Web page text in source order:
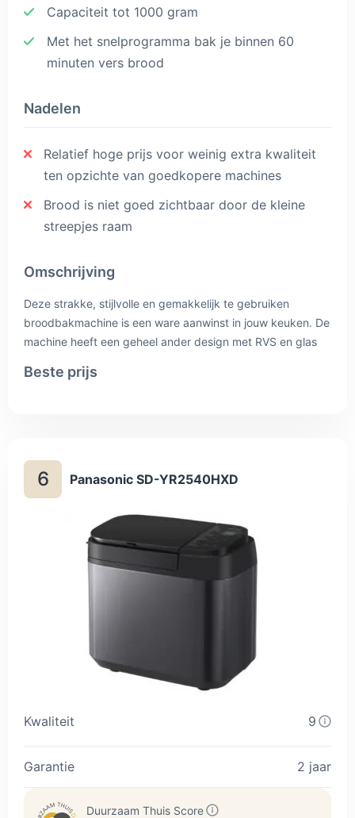
Capaciteit tot 1000 gram
Met het snelprogramma bak je binnen 60
minuten vers brood
Nadelen
Relatief hoge prijs voor weinig extra kwaliteit
ten opzichte van goedkopere machines
Brood is niet goed zichtbaar door de kleine
streepjes raam
Omschrijving
Deze strakke, stijlvolle en gemakkelijk te gebruiken
broodbakmachine is een ware aanwinst in jouw keuken. De
machine heeft een geheel ander design met RVS en glas
programma's of stel jouw eigen persoonlijke progamma in
Beste prijs
6 Panasonic SD-YR2540HXD
Kwaliteit 9
Garantie 2 jaar
Duurzaam Thuis Score